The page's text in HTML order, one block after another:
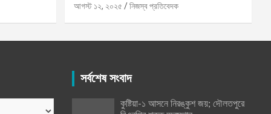
আগস্ট ১২, ২০২৫ নিজস্ব প্রতিবেদক
সর্বশেষ সংবাদ
কুষ্টিয়া-১ আসনে নিরঙ্কুশ জয়; দৌলতপুরে